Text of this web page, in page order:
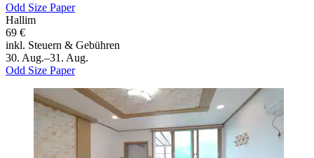
Odd Size Paper
Hallim
69 €
inkl. Steuern & Gebühren
30. Aug.–31. Aug.
Odd Size Paper